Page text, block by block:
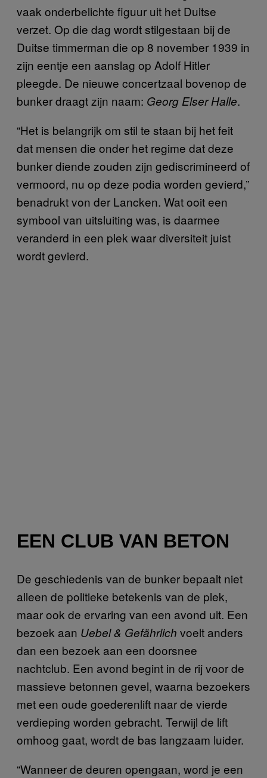
vaak onderbelichte figuur uit het Duitse
verzet. Op die dag wordt stilgestaan bij de
Duitse timmerman die op 8 november 1939 in
zijn eentje een aanslag op Adolf Hitler
pleegde. De nieuwe concertzaal bovenop de
bunker draagt zijn naam: Georg Elser Halle.
“Het is belangrijk om stil te staan bij het feit
dat mensen die onder het regime dat deze
bunker diende zouden zijn gediscrimineerd of
vermoord, nu op deze podia worden gevierd,”
benadrukt von der Lancken. Wat ooit een
symbool van uitsluiting was, is daarmee
veranderd in een plek waar diversiteit juist
wordt gevierd.
EEN CLUB VAN BETON
De geschiedenis van de bunker bepaalt niet
alleen de politieke betekenis van de plek,
maar ook de ervaring van een avond uit. Een
bezoek aan Uebel & Gefährlich voelt anders
dan een bezoek aan een doorsnee
nachtclub. Een avond begint in de rij voor de
massieve betonnen gevel, waarna bezoekers
met een oude goederenlift naar de vierde
verdieping worden gebracht. Terwijl de lift
omhoog gaat, wordt de bas langzaam luider.
“Wanneer de deuren opengaan, word je een